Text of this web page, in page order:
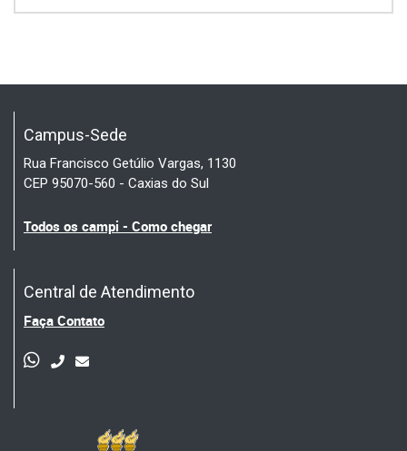
Campus-Sede
Rua Francisco Getúlio Vargas, 1130
CEP 95070-560 - Caxias do Sul
Todos os campi - Como chegar
Central de Atendimento
Faça Contato